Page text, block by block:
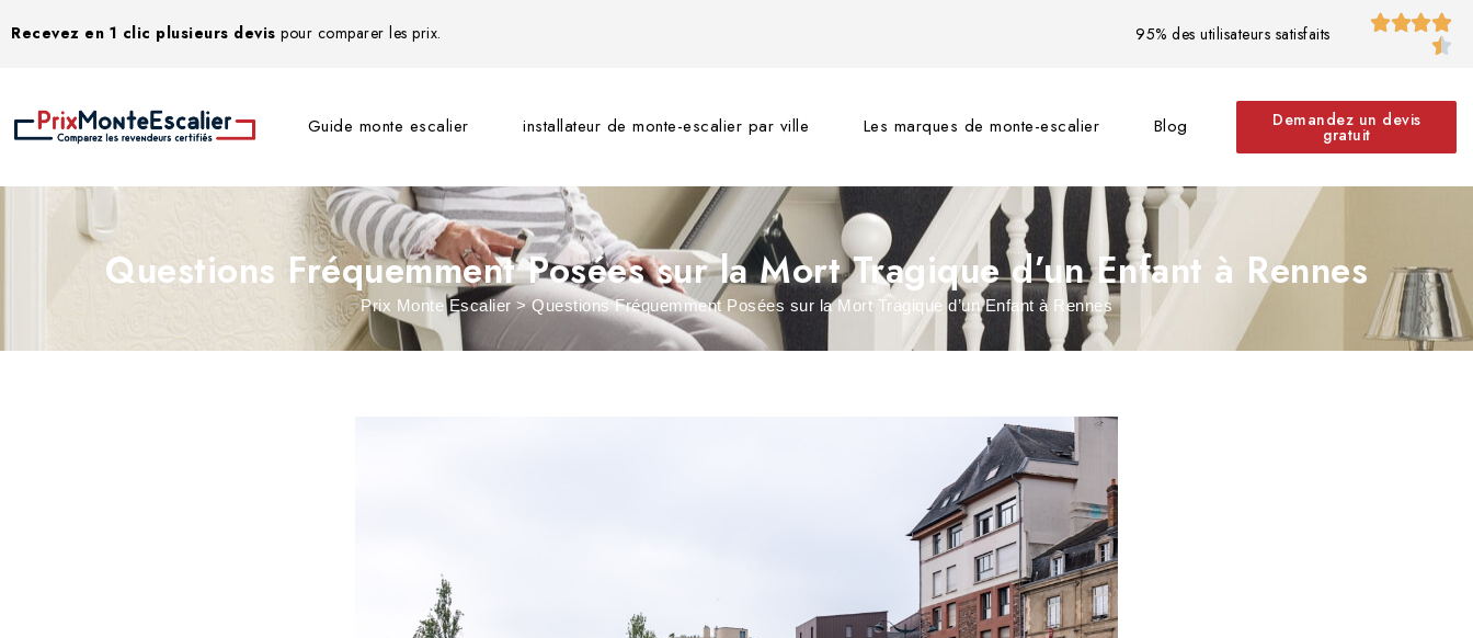
Recevez en 1 clic plusieurs devis pour comparer les prix. 95% des utilisateurs satisfaits 

Guide monte escalier installateur de monte-escalier par ville Les marques de monte-escalier Blog Demandez un devis
gratuit
Questions Fréquemment Posées sur la Mort Tragique d’un Enfant à Rennes
Prix Monte Escalier>Questions Fréquemment Posées sur la Mort Tragique d’un Enfant à Rennes